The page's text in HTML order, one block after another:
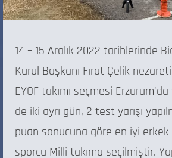
14 – 15 Aralık 2022 tarihlerinde
Kurul Başkanı Fırat Çelik
EYOF takımı seçmesi Erzurum’da
de iki ayrı gün, 2 test yarışı
puan sonucuna göre en iyi erkek
sporcu Milli takıma seçilmiştir.